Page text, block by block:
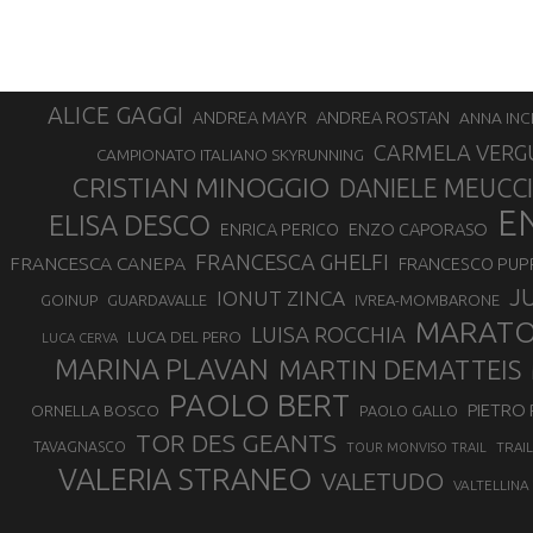
ALICE GAGGI ANDREA MAYR ANDREA ROSTAN ANNA
CAMPIONATO ITALIANO SKYRUNNING CARMELA
CRISTIAN MINOGGIO DANIELE MEUCCI
ELISA DESCO ENRICA PERICO ENZO CAPORASO
FRANCESCA CANEPA FRANCESCA GHELFI FRANCESCO
GOINUP GUARDAVALLE IONUT ZINCA IVREA-MOMBARONE
LUCA CERVA LUCA DEL PERO LUISA ROCCHIA
MARINA PLAVAN MARTIN DEMATTEIS
ORNELLA BOSCO PAOLO BERT PAOLO GALLO PIETRO
TAVAGNASCO TOR DES GEANTS TOUR MONVISO TRAIL
VALERIA STRANEO VALETUDO VALTELLINA